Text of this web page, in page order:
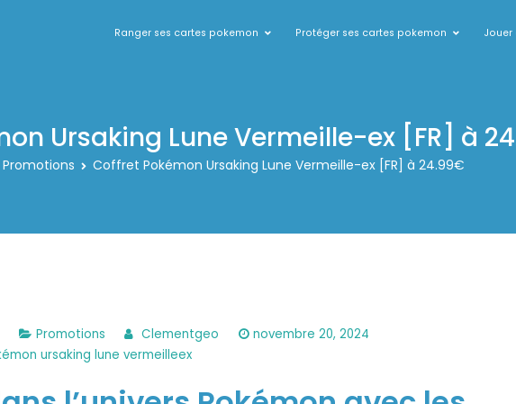
Ranger ses cartes pokemon Protéger ses cartes pokemon Jouer
Ursaking Lune Vermeille-ex [FR] à
Promotions Coffret Pokémon Ursaking Lune Vermeille-ex [FR] à 24.99€
Promotions Clementgeo
novembre 20, 2024
ursaking lune vermeilleex